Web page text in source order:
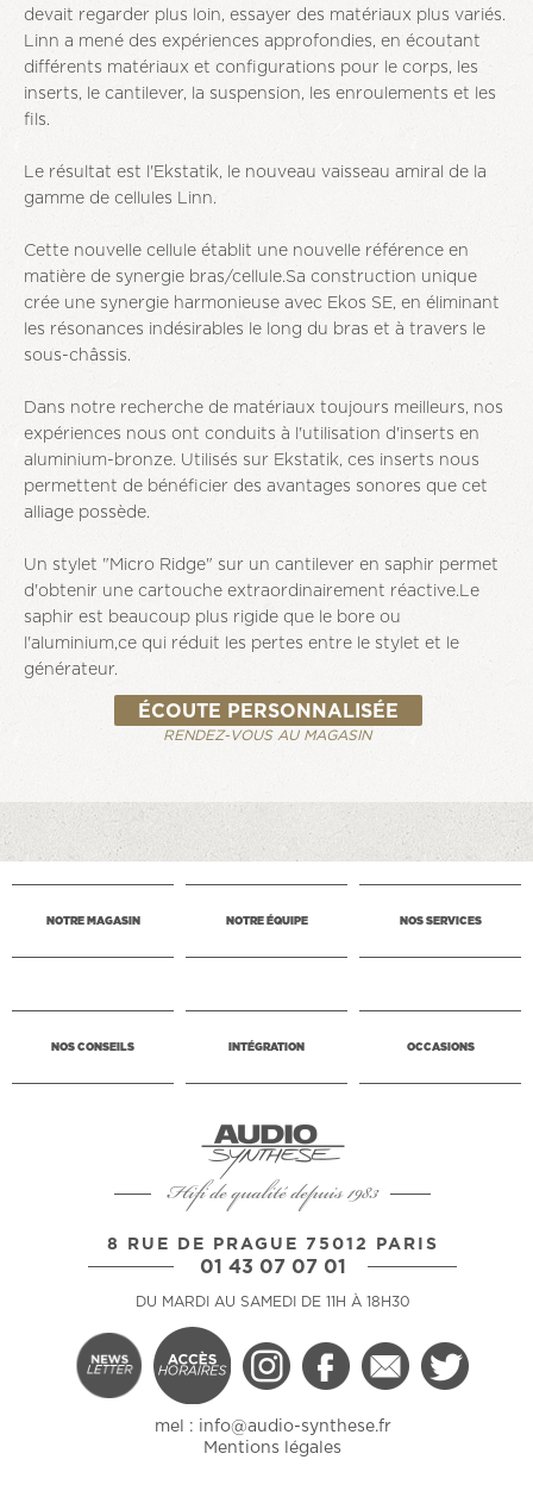
devait regarder plus loin, essayer des matériaux plus variés.
Linn a mené des expériences approfondies, en écoutant
différents matériaux et configurations pour le corps, les
inserts, le cantilever, la suspension, les enroulements et les
fils.
Le résultat est l'Ekstatik, le nouveau vaisseau amiral de la
gamme de cellules Linn.
Cette nouvelle cellule établit une nouvelle référence en
matière de synergie bras/cellule.Sa construction unique
crée une synergie harmonieuse avec Ekos SE, en éliminant
les résonances indésirables le long du bras et à travers le
sous-châssis.
Dans notre recherche de matériaux toujours meilleurs, nos
expériences nous ont conduits à l'utilisation d'inserts en
aluminium-bronze. Utilisés sur Ekstatik, ces inserts nous
permettent de bénéficier des avantages sonores que cet
alliage possède.
Un stylet "Micro Ridge" sur un cantilever en saphir permet
d'obtenir une cartouche extraordinairement réactive.Le
saphir est beaucoup plus rigide que le bore ou
l'aluminium,ce qui réduit les pertes entre le stylet et le
générateur.
ÉCOUTE PERSONNALISÉE
RENDEZ-VOUS AU MAGASIN
NOTRE MAGASIN NOTRE ÉQUIPE NOS SERVICES
NOS CONSEILS INTÉGRATION OCCASIONS
Hifi de qualité depuis 1983
8 RUE DE PRAGUE 75012 PARIS
01 43 07 07 01
DU MARDI AU SAMEDI DE 11H À 18H30
mel : info@audio-synthese.fr
Mentions légales